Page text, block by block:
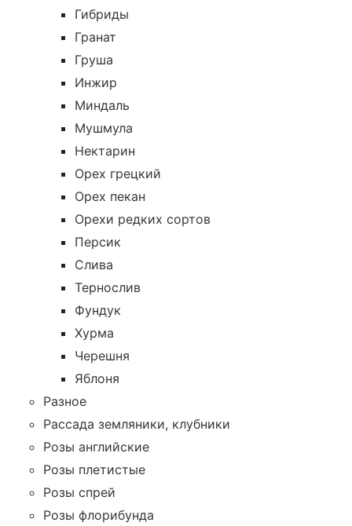
Гибриды
Гранат
Груша
Инжир
Миндаль
Мушмула
Нектарин
Орех грецкий
Орех пекан
Орехи редких сортов
Персик
Слива
Тернослив
Фундук
Хурма
Черешня
Яблоня
Разное
Рассада земляники, клубники
Розы английские
Розы плетистые
Розы спрей
Розы флорибунда